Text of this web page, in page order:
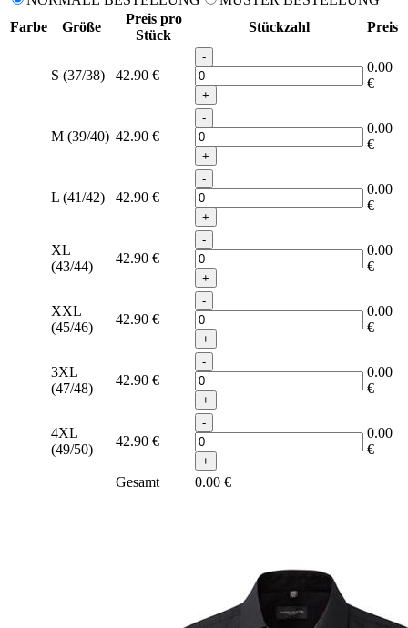
Farbe
Größe
Preis pro
Stück
Stückzahl Preis
S (37/38) 42.90 €
-
+
0.00
€
M (39/40) 42.90 €
-
+
0.00
€
L (41/42) 42.90 €
-
+
0.00
€
XL
(43/44)
42.90 €
-
+
0.00
€
XXL
(45/46)
42.90 €
-
+
0.00
€
3XL
(47/48)
42.90 €
-
+
0.00
€
4XL
(49/50)
42.90 €
-
+
0.00
€
Gesamt 0.00 €